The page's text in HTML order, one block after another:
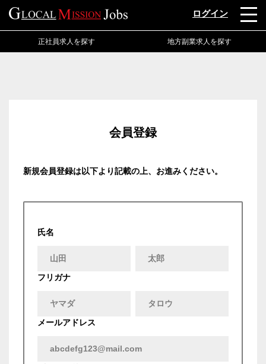
ログイン
正社員求人を探す 地方副業求人を探す
会員登録
新規会員登録は以下より記載の上、お進みください。
氏名
フリガナ
メールアドレス